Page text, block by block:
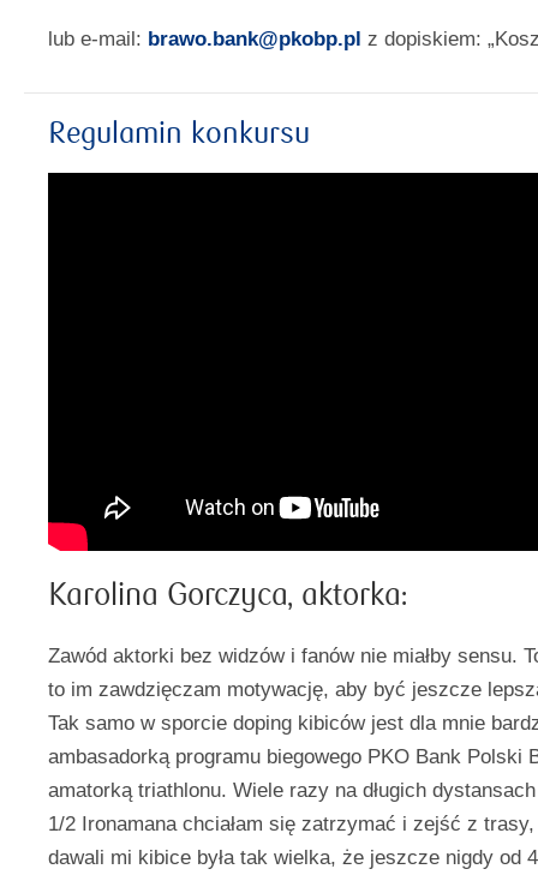
lub e-mail: brawo.bank@pkobp.pl z dopiskiem:
Regulamin konkursu
Karolina Gorczyca, aktorka:
Zawód aktorki bez widzów i fanów nie miałby sensu.
to im zawdzięczam motywację, aby być jeszcze
Tak samo w sporcie doping kibiców jest dla mnie
ambasadorką programu biegowego PKO Bank Polski
amatorką triathlonu. Wiele razy na długich
1/2 Ironamana chciałam się zatrzymać i zejść z
dawali mi kibice była tak wielka, że jeszcze nigdy od